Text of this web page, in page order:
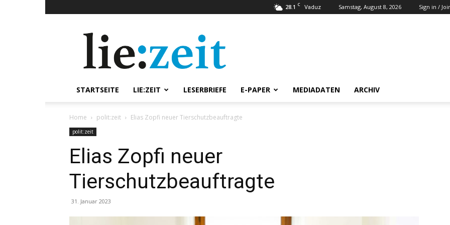
28.1 C Vaduz Samstag, August 8, 2026 Sign in /
STARTSEITE LIE:ZEIT LESERBRIEFE E-PAPER MEDIADATEN ARCHIV
Home polit:zeit Elias Zopfi neuer Tierschutzbeauftragte
polit:zeit
Elias Zopfi neuer
Tierschutzbeauftragte
31. Januar 2023